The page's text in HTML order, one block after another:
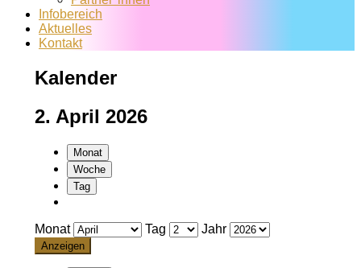
Infobereich
Aktuelles
Kontakt
Kalender
2. April 2026
Monat
Woche
Tag
Monat Tag Jahr